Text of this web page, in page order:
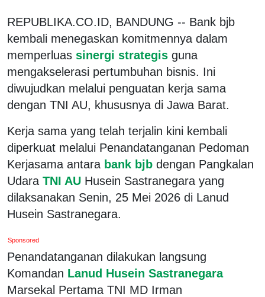
REPUBLIKA.CO.ID, BANDUNG -- Bank bjb
kembali menegaskan komitmennya dalam
memperluas sinergi strategis guna
mengakselerasi pertumbuhan bisnis. Ini
diwujudkan melalui penguatan kerja sama
dengan TNI AU, khususnya di Jawa Barat.
Kerja sama yang telah terjalin kini kembali
diperkuat melalui Penandatanganan Pedoman
Kerjasama antara bank bjb dengan Pangkalan
Udara TNI AU Husein Sastranegara yang
dilaksanakan Senin, 25 Mei 2026 di Lanud
Husein Sastranegara.
Sponsored
Penandatanganan dilakukan langsung
Komandan Lanud Husein Sastranegara
Marsekal Pertama TNI MD Irman